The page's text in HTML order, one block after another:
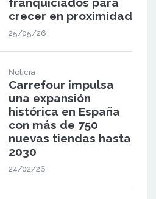
crecer en proximidad
25/05/26
Noticia
Carrefour impulsa
una expansión
histórica en España
con más de 750
nuevas tiendas hasta
2030
24/02/26